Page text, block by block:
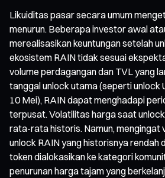
Likuiditas pasar secara umum
menurun. Beberapa investor awal
merealisasikan keuntungan setelah
ekosistem RAIN tidak sesuai
volume perdagangan dan TVL yang
tanggal unlock utama (seperti unlock
10 Mei), RAIN dapat menghadapi
terpusat. Volatilitas harga saat
rata-rata historis. Namun, mengingat
unlock RAIN yang historisnya rendah
token dialokasikan ke kategori
penurunan harga tajam yang